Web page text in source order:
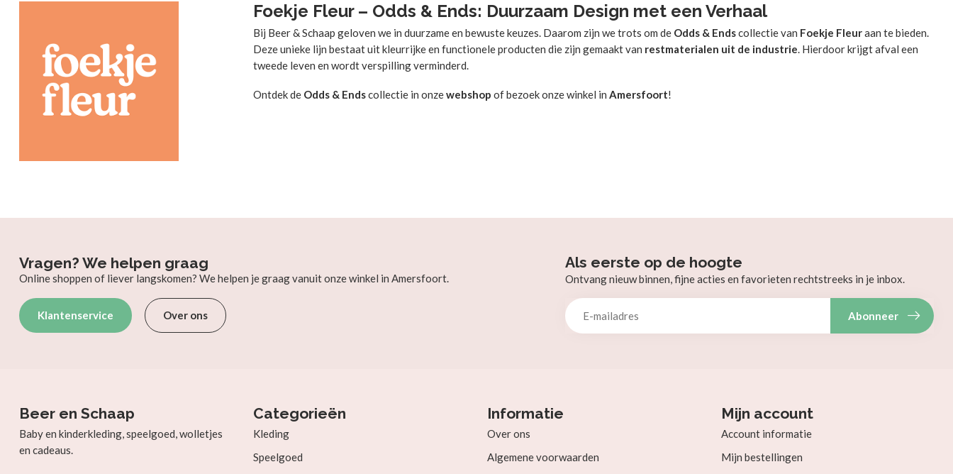
Foekje Fleur – Odds & Ends: Duurzaam Design met een Verhaal
Bij Beer & Schaap geloven we in duurzame en bewuste keuzes. Daarom zijn we trots om de Odds & Endscollectie van Foekje Fleuraan te bieden.
Deze unieke lijn bestaat uit kleurrijke en functionele producten die zijn gemaakt van restmaterialen uit de industrie. Hierdoor krijgt afval een
tweede leven en wordt verspilling verminderd.
Ontdek de Odds & Endscollectie in onzewebshop of bezoek onze winkel in Amersfoort!
Vragen? We helpen graag
Online shoppen of liever langskomen? We helpen je graag vanuit onze winkel in Amersfoort.
Klantenservice Over ons
Als eerste op de hoogte
Ontvang nieuw binnen, fijne acties en favorieten rechtstreeks in je inbox.
Abonneer
Beer en Schaap
Baby en kinderkleding, speelgoed, wolletjes
en cadeaus.
Categorieën
Kleding
Speelgoed
Informatie
Over ons
Algemene voorwaarden
Mijn account
Account informatie
Mijn bestellingen